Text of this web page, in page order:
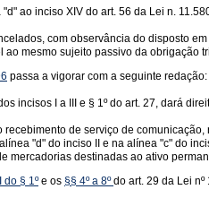
ao inciso XIV do art. 56 da Lei n.
com observância do disposto
ao mesmo sujeito passivo da obrigação
passa a vigorar com a seguinte redação:
incisos I a III e § 1º do art. 27, dará
de serviço de
"d" do inciso II e na alínea "c" do
mercadorias destinadas ao ativo
do § 1ºe os §§ 4º a 8º do art. 29 da Lei nº